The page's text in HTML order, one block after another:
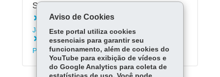
Serviços Relacionados:
Inscrever-se nos Exames da Educação de
Jovens e Adultos - EJA
Matricular-se na rede estadual de ensino do
Paraná
Aviso de Cookies
Este portal utiliza cookies
essenciais para garantir seu
funcionamento, além de cookies do
YouTube para exibição de vídeos e
do Google Analytics para coleta de